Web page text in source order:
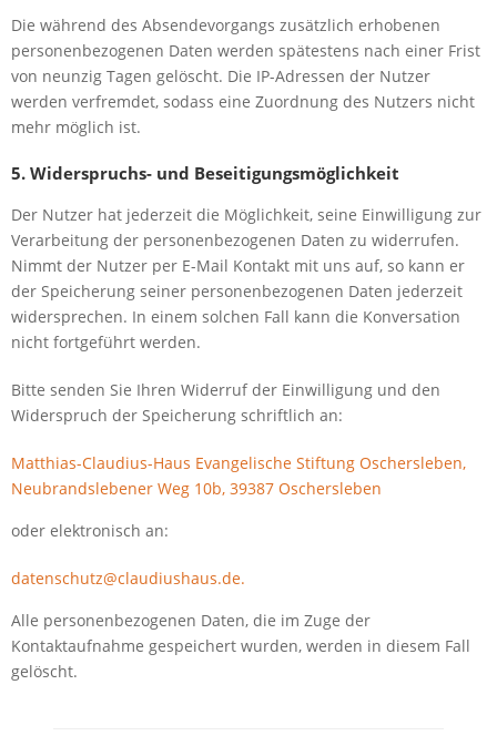
Die während des Absendevorgangs zusätzlich erhobenen
personenbezogenen Daten werden spätestens nach einer Frist
von neunzig Tagen gelöscht. Die IP-Adressen der Nutzer
werden verfremdet, sodass eine Zuordnung des Nutzers nicht
mehr möglich ist.
5. Widerspruchs- und Beseitigungsmöglichkeit
Der Nutzer hat jederzeit die Möglichkeit, seine Einwilligung zur
Verarbeitung der personenbezogenen Daten zu widerrufen.
Nimmt der Nutzer per E-Mail Kontakt mit uns auf, so kann er
der Speicherung seiner personenbezogenen Daten jederzeit
widersprechen. In einem solchen Fall kann die Konversation
nicht fortgeführt werden.
Bitte senden Sie Ihren Widerruf der Einwilligung und den
Widerspruch der Speicherung schriftlich an:
Matthias-Claudius-Haus Evangelische Stiftung Oschersleben,
Neubrandslebener Weg 10b, 39387 Oschersleben
oder elektronisch an:
datenschutz@claudiushaus.de.
Alle personenbezogenen Daten, die im Zuge der
Kontaktaufnahme gespeichert wurden, werden in diesem Fall
gelöscht.